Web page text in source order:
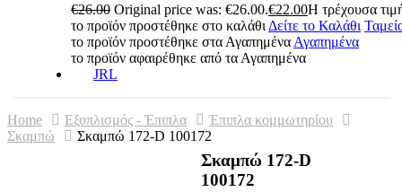
€26.00 Original price was: €26.00.€22.00Η τρέχουσα
το προϊόν προστέθηκε στο καλάθι Δείτε το Καλάθι
το προϊόν προστέθηκε στα Αγαπημένα Αγαπημένα
το προϊόν αφαιρέθηκε από τα Αγαπημένα
JRL
Home Εξοπλισμός - Έπιπλα
Έπιπλα κομμωτηρίου
Σκαμπώ
Σκαμπώ 172-D 100172
Σκαμπώ 172-D
100172